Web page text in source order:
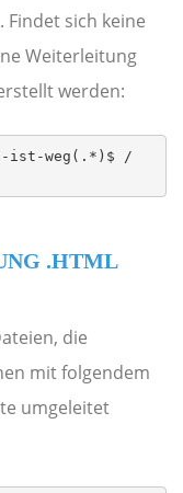
sich keine
Weiterleitung
werden:
ist-weg(.*)$ /
.HTML
die
mit folgendem
umgeleitet